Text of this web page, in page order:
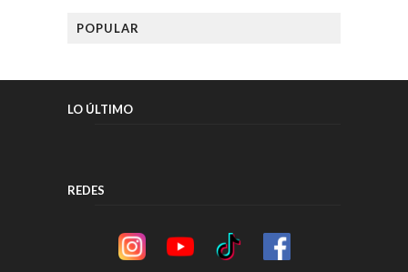
POPULAR
LO ÚLTIMO
REDES